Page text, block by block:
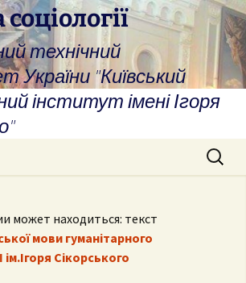
технічний
України "Київський
інститут імені Ігоря
Search
for:
мови гуманітарного
Сікорського